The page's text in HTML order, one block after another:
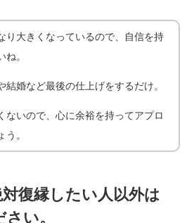
り大きくなっているので、自信を持
ね。
結婚など最後の仕上げをするだけ。
ないので、心に余裕を持ってアプロ
う。
対復縁したい人以外は
い。